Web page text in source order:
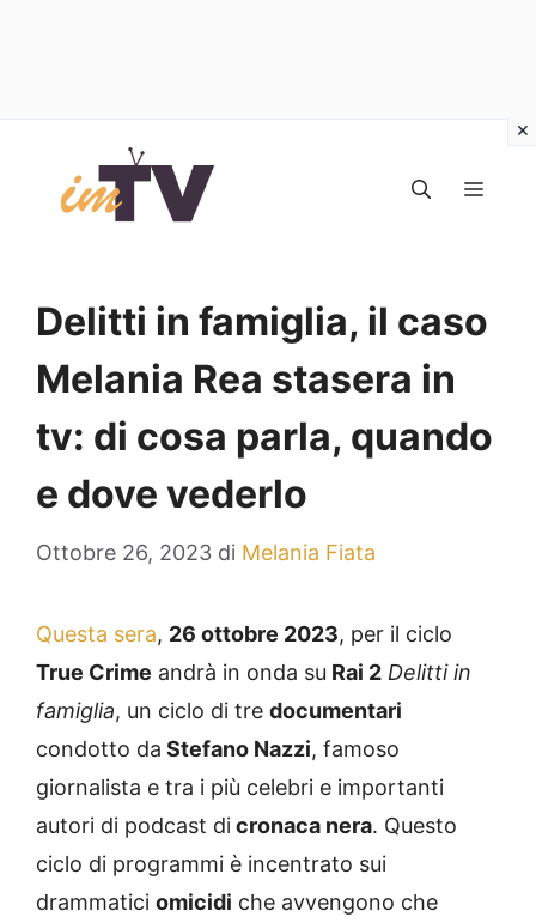
contenuto
Delitti in famiglia, il caso
Melania Rea stasera in
tv: di cosa parla, quando
e dove vederlo
Ottobre 26, 2023 di Melania Fiata
Questa sera, 26 ottobre 2023, per il ciclo
True Crime andrà in onda su Rai 2 Delitti in
famiglia, un ciclo di tre documentari
condotto da Stefano Nazzi, famoso
giornalista e tra i più celebri e importanti
autori di podcast dicronaca nera. Questo
ciclo di programmi è incentrato sui
drammatici omicidi che avvengono che